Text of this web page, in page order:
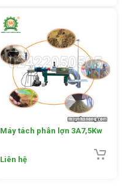
Máy tách phân lợn 3A7,5Kw
Liên hệ